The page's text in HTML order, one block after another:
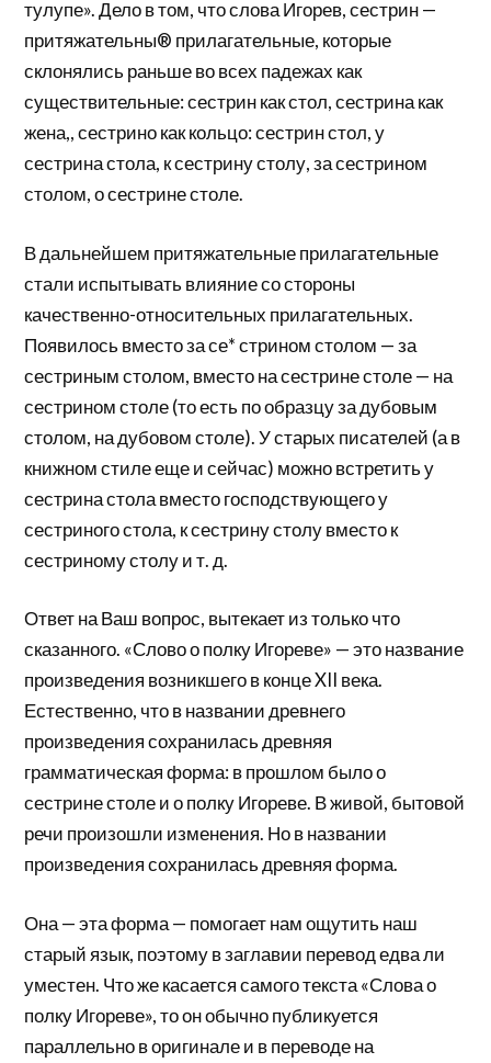
тулупе». Дело в том, что слова Игорев, сестрин —
притяжательны® прилагательные, которые
склонялись раньше во всех падежах как
существительные: сестрин как стол, сестрина как
жена,, сестрино как кольцо: сестрин стол, у
сестрина стола, к сестрину столу, за сестрином
столом, о сестрине столе.
В дальнейшем притяжательные прилагательные
стали испытывать влияние со стороны
качественно-относительных прилагательных.
Появилось вместо за се* стрином столом — за
сестриным столом, вместо на сестрине столе — на
сестрином столе (то есть по образцу за дубовым
столом, на дубовом столе). У старых писателей (а в
книжном стиле еще и сейчас) можно встретить у
сестрина стола вместо господствующего у
сестриного стола, к сестрину столу вместо к
сестриному столу и т. д.
Ответ на Ваш вопрос, вытекает из только что
сказанного. «Слово о полку Игореве» — это название
произведения возникшего в конце XII века.
Естественно, что в названии древнего
произведения сохранилась древняя
грамматическая форма: в прошлом было о
сестрине столе и о полку Игореве. В живой, бытовой
речи произошли изменения. Но в названии
произведения сохранилась древняя форма.
Она — эта форма — помогает нам ощутить наш
старый язык, поэтому в заглавии перевод едва ли
уместен. Что же касается самого текста «Слова о
полку Игореве», то он обычно публикуется
параллельно в оригинале и в переводе на